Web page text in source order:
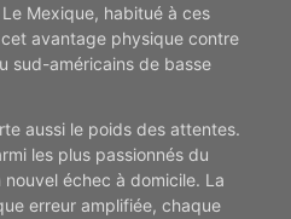
Mexique, habitué à ces
avantage physique contre
sud-américains de basse
aussi le poids des attentes.
les plus passionnés du
échec à domicile. La
erreur amplifiée, chaque